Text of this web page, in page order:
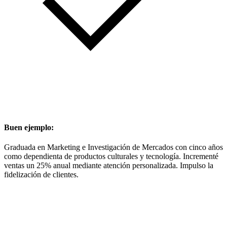
Buen ejemplo:
Graduada en Marketing e Investigación de Mercados con cinco años
como dependienta de productos culturales y tecnología. Incrementé
ventas un 25% anual mediante atención personalizada. Impulso la
fidelización de clientes.